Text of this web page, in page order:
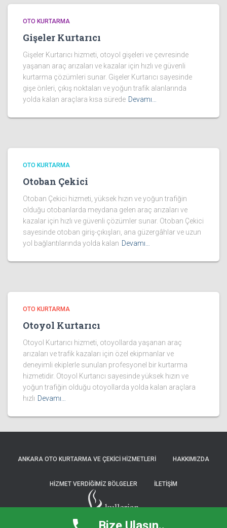
OTO KURTARMA
Gişeler Kurtarıcı
Gişeler Kurtarıcı hizmeti, otoyol gişeleri ve çevresinde
yaşanan araç arızaları ve kazalar için hızlı ve güvenli
kurtarma çözümleri sunar. Gişeler Kurtarıcı sayesinde
gişe önleri, çıkış noktaları ve yoğun trafik alanlarında
yolda kalan araçlara kısa sürede Devamı…
OTO KURTARMA
Otoban Çekici
Otoban Çekici hizmeti, yüksek hızın ve yoğun trafiğin
olduğu otobanlarda meydana gelen araç arızaları ve
kazalar için hızlı ve güvenli çözümler sunar. Otoban Çekici
sayesinde otoban giriş-çıkışları, ana güzergâhlar ve uzun
yol bağlantılarında yolda kalan Devamı…
OTO KURTARMA
Otoyol Kurtarıcı
Otoyol Kurtarıcı hizmeti, otoyollarda yaşanan araç
arızaları ve trafik kazaları için özel ekipmanlar ve
deneyimli ekiplerle sunulan profesyonel bir kurtarma
hizmetidir. Otoyol Kurtarıcı sayesinde yüksek hızın ve
yoğun trafiğin olduğu otoyollarda yolda kalan araçlara
hızlı Devamı…
ANKARA OTO KURTARMA VE ÇEKICI HIZMETLERI HAKKIMIZDA
HIZMET VERDIĞIMIZ BÖLGELER İLETIŞIM